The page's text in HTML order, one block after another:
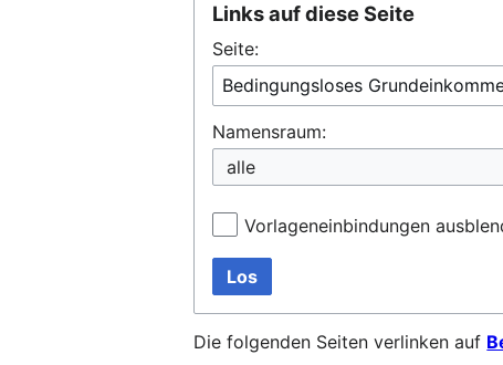
Links auf diese Seite
Seite:
Namensraum:
alle
Vorlageneinbindungen
Los
Die folgenden Seiten verlinken auf